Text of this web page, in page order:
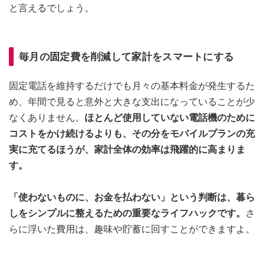
と言えるでしょう。
毎月の固定費を削減して家計をスマートにする
固定電話を維持するだけでも月々の基本料金が発生するた
め、年間で見ると意外と大きな支出になっていることが少
なくありません。 ほとんど使用していない電話機のために
コストをかけ続けるよりも、その分をモバイルプランの充
実に充てるほうが、家計全体の効率は飛躍的に高まりま
す。
「使わないものに、お金を払わない」という判断は、暮ら
しをシンプルに整えるための重要なライフハックです。
さ
らに浮いた費用は、趣味や貯蓄に回すことができますよ。